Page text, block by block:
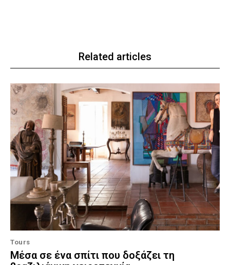
Related articles
Tours
Μέσα σε ένα σπίτι που δοξάζει τη